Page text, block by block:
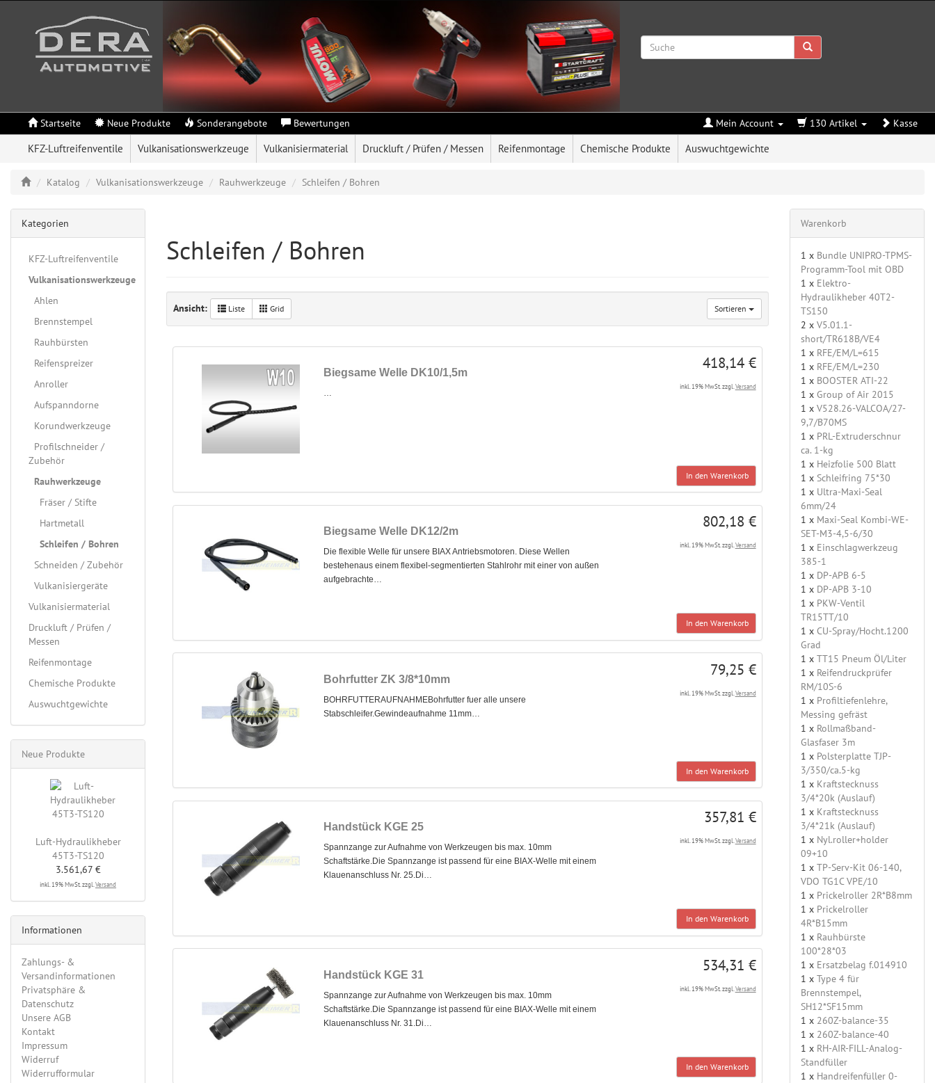
Startseite Neue Produkte Sonderangebote Bewertungen Mein Account 130 Artikel Kasse
KFZ-Luftreifenventile Vulkanisationswerkzeuge Vulkanisiermaterial Druckluft / Prüfen / Messen Reifenmontage Chemische Produkte Auswuchtgewichte
Katalog Vulkanisationswerkzeuge Rauhwerkzeuge Schleifen / Bohren
Schleifen / Bohren
Ansicht: Liste Grid Sortieren
Biegsame Welle DK10/1,5m
…
418,14 €
inkl. 19% MwSt. zzgl.Versand
In den Warenkorb
Biegsame Welle DK12/2m
Die flexible Welle für unsere BIAX Antriebsmotoren. Diese Wellen
bestehenaus einem flexibel-segmentierten Stahlrohr mit einer von außen
aufgebrachte…
802,18 €
inkl. 19% MwSt. zzgl.Versand
In den Warenkorb
Bohrfutter ZK 3/8*10mm
BOHRFUTTERAUFNAHMEBohrfutter fuer alle unsere
Stabschleifer.Gewindeaufnahme 11mm…
79,25 €
inkl. 19% MwSt. zzgl. Versand
In den Warenkorb
Handstück KGE 25
Spannzange zur Aufnahme von Werkzeugen bis max. 10mm
Schaftstärke.Die Spannzange ist passend für eine BIAX-Welle mit einem
Klauenanschluss Nr. 25.Di…
357,81 €
inkl. 19% MwSt. zzgl.Versand
In den Warenkorb
Handstück KGE 31
Spannzange zur Aufnahme von Werkzeugen bis max. 10mm
Schaftstärke.Die Spannzange ist passend für eine BIAX-Welle mit einem
Klauenanschluss Nr. 31.Di…
534,31 €
inkl. 19% MwSt. zzgl. Versand
In den Warenkorb
Kategorien
KFZ-Luftreifenventile
Vulkanisationswerkzeuge
Ahlen
Brennstempel
Rauhbürsten
Reifenspreizer
Anroller
Aufspanndorne
Korundwerkzeuge
Profilschneider /
Zubehör
Rauhwerkzeuge
Fräser / Stifte
Hartmetall
Schleifen / Bohren
Schneiden / Zubehör
Vulkanisiergeräte
Vulkanisiermaterial
Druckluft / Prüfen /
Messen
Reifenmontage
Chemische Produkte
Auswuchtgewichte
Neue Produkte
Luft-Hydraulikheber
45T3-TS120
3.561,67 €
inkl. 19% MwSt. zzgl. Versand
Informationen
Zahlungs- &
Versandinformationen
Privatsphäre &
Datenschutz
Unsere AGB
Kontakt
Impressum
Widerruf
Widerrufformular
Warenkorb
1 x Bundle UNIPRO-TPMS-
Programm-Tool mit OBD
1 x Elektro-
Hydraulikheber 40T2-
TS150
2 x V5.01.1-
short/TR618B/VE4
1 x RFE/EM/L=615
1 x RFE/EM/L=230
1 x BOOSTER ATI-22
1 x Group of Air 2015
1 x V528.26-VALCOA/27-
9,7/B70MS
1 x PRL-Extruderschnur
ca. 1-kg
1 x Heizfolie 500 Blatt
1 x Schleifring 75*30
1 x Ultra-Maxi-Seal
6mm/24
1 x Maxi-Seal Kombi-WE-
SET-M3-4,5-6/30
1 x Einschlagwerkzeug
385-1
1 x DP-APB 6-5
1 x DP-APB 3-10
1 x PKW-Ventil
TR15TT/10
1 x CU-Spray/Hocht.1200
Grad
1 x TT15 Pneum Öl/Liter
1 x Reifendruckprüfer
RM/10S-6
1 x Profiltiefenlehre,
Messing gefräst
1 x Rollmaßband-
Glasfaser 3m
1 x Polsterplatte TJP-
3/350/ca.5-kg
1 x Kraftstecknuss
3/4*20k (Auslauf)
1 x Kraftstecknuss
3/4*21k (Auslauf)
1 x Nyl.roller+holder
09+10
1 x TP-Serv-Kit 06-140,
VDO TG1C VPE/10
1 x Prickelroller 2R*B8mm
1 x Prickelroller
4R*B15mm
1 x Rauhbürste
100*28*03
1 x Ersatzbelag f.014910
1 x Type 4 für
Brennstempel,
SH12*SF15mm
1 x 260Z-balance-35
1 x 260Z-balance-40
1 x RH-AIR-FILL-Analog-
Standfüller
1 x Handreifenfüller 0-